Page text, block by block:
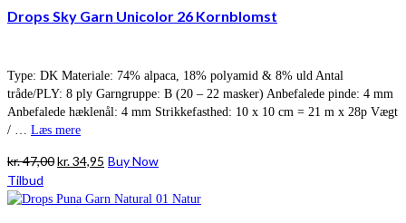
Drops Sky Garn Unicolor 26 Kornblomst
Type: DK Materiale: 74% alpaca, 18% polyamid & 8% uld Antal
tråde/PLY: 8 ply Garngruppe: B (20 – 22 masker) Anbefalede pinde: 4 mm
Anbefalede hæklenål: 4 mm Strikkefasthed: 10 x 10 cm = 21 m x 28p Vægt
/ … Læs mere
kr.47,00Den
pris
kr.34,95 Den
pris
Buy Now
Tilbud